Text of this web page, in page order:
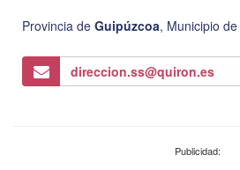
Provincia de Guipúzcoa, Municipio de
direccion.ss@quiron.es
Publicidad: